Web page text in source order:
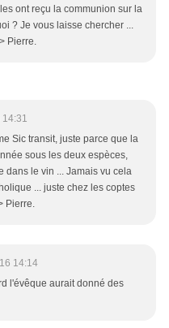
ont reçu la communion sur la
? Je vous laisse chercher ...
Pierre.
Sic transit, juste parce que la
sous les deux espèces,
dans le vin ... Jamais vu cela
... juste chez les coptes
Pierre.
14:14
l'évêque aurait donné des